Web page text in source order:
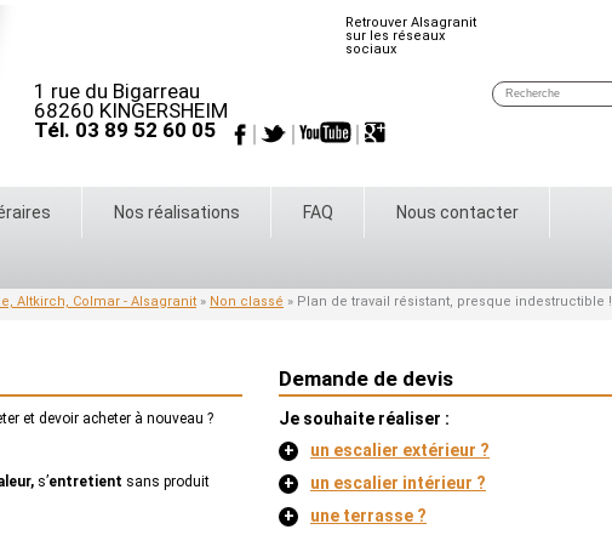
1 rue du Bigarreau
68260 KINGERSHEIM
Tél. 03 89 52 60 05
Retrouver Alsagranit
sur les réseaux
sociaux
Nos réalisations FAQ Nous contacter
Altkirch, Colmar - Alsagranit » Non classé » Plan de travail résistant, presque indestructible !
et devoir acheter à nouveau ?
s’entretient sans produit
Demande de devis
Je souhaite réaliser :
+
un escalier extérieur ?
+
un escalier intérieur ?
+
une terrasse ?